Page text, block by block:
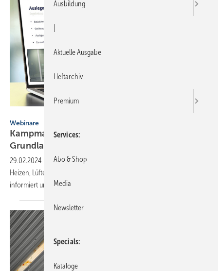
Kampmann
Webinare
Kampmann Kampus: Schulungen und
Grund­lagen-Trainings
29.02.2024
Teilnehmer der Webinar-Reihe von Kampmann zu
Heizen, Lüften, Kühlen werden über Richtlinien und Systemlösungen
informiert und in Grundlagen
Ausbildung
Aktuelle Ausgabe
Heftarchiv
Premium
Services
Abo & Shop
Media
Newsletter
Specials
Kataloge